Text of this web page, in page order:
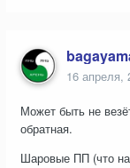
16 апреля,
Может быть не
обратная.
Шаровые ПП (что на